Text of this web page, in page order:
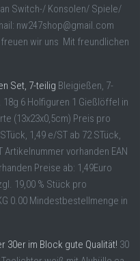
Switch-/ Konsolen/ Spiele/
nw247shop@gmail.com
wir uns Mit freundlichen
Set, 7-teilig Bleigießen, 7-
18g 6 Holfiguren 1 Gießlöffel in
(13x23x0,5cm) Preis pro
1,49 e/ST ab 72 STück,
Artikelnummer vorhanden EAN
Preise ab: 1,49Euro
19,00 % Stück pro
0.00 Mindestbestellmenge in
30er im Block gute Qualität! 30